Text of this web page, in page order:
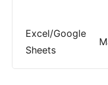
Excel/Google
Sheets